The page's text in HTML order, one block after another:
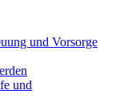
und Vorsorge
und